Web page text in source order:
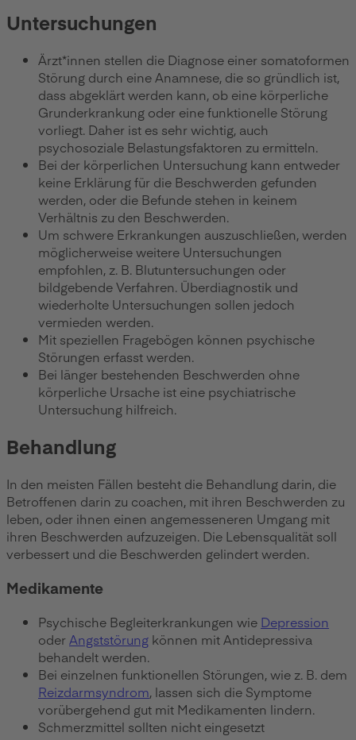
Untersuchungen
Ärzt*innen stellen die Diagnose einer somatoformen
Störung durch eine Anamnese, die so gründlich ist,
dass abgeklärt werden kann, ob eine körperliche
Grunderkrankung oder eine funktionelle Störung
vorliegt. Daher ist es sehr wichtig, auch
psychosoziale Belastungsfaktoren zu ermitteln.
Bei der körperlichen Untersuchung kann entweder
keine Erklärung für die Beschwerden gefunden
werden, oder die Befunde stehen in keinem
Verhältnis zu den Beschwerden.
Um schwere Erkrankungen auszuschließen, werden
möglicherweise weitere Untersuchungen
empfohlen, z. B. Blutuntersuchungen oder
bildgebende Verfahren. Überdiagnostik und
wiederholte Untersuchungen sollen jedoch
vermieden werden.
Mit speziellen Fragebögen können psychische
Störungen erfasst werden.
Bei länger bestehenden Beschwerden ohne
körperliche Ursache ist eine psychiatrische
Untersuchung hilfreich.
Behandlung
In den meisten Fällen besteht die Behandlung darin, die
Betroffenen darin zu coachen, mit ihren Beschwerden zu
leben, oder ihnen einen angemesseneren Umgang mit
ihren Beschwerden aufzuzeigen. Die Lebensqualität soll
verbessert und die Beschwerden gelindert werden.
Medikamente
Psychische Begleiterkrankungen wie Depression
oderAngststörung können mit Antidepressiva
behandelt werden.
Bei einzelnen funktionellen Störungen, wie z. B. dem
Reizdarmsyndrom, lassen sich die Symptome
vorübergehend gut mit Medikamenten lindern.
Schmerzmittel sollten nicht eingesetzt